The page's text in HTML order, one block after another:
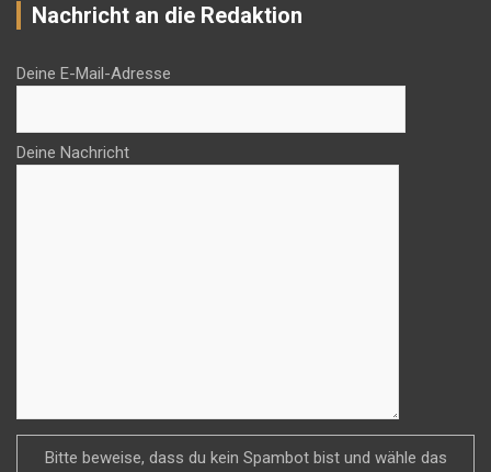
Nachricht an die Redaktion
Deine E-Mail-Adresse
Deine Nachricht
Bitte beweise, dass du kein Spambot bist und wähle das